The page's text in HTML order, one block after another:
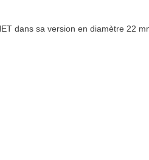
dans sa version en diamètre 22